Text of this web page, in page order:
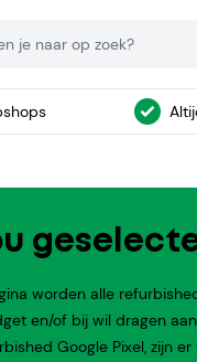
worden alle
en/of bij wil dragen
Google Pixel, zijn er